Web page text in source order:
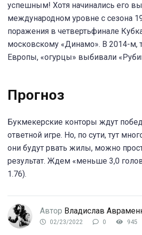
успешным! Хотя начинались его
международном уровне с сезона
поражения в четвертьфинале
московскому «Динамо». В 2014-м,
Европы, «огурцы» выбивали
Прогноз
Букмекерские конторы ждут
ответной игре. Но, по сути, тут
они будут рвать жилы, можно
результат. Ждем «меньше 3,0
1.76).
Автор Владислав
02/23/2022 0 945